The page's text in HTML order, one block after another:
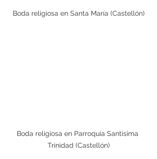
Boda religiosa en Santa María (Castellón)
Boda religiosa en Parroquia Santísima
Trinidad (Castellón)